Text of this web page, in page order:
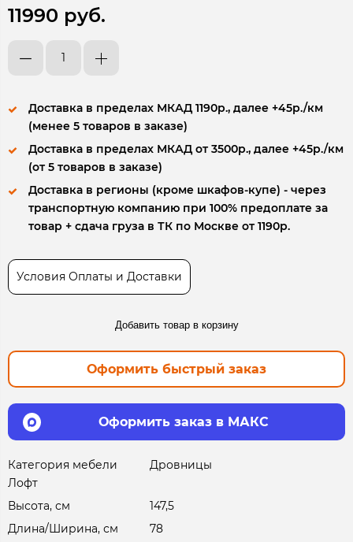
11990 руб.
Доставка в пределах МКАД 1190р., далее +45р./км
(менее 5 товаров в заказе)
Доставка в пределах МКАД от 3500р., далее +45р./км
(от 5 товаров в заказе)
Доставка в регионы (кроме шкафов-купе) - через
транспортную компанию при 100% предоплате за
товар + сдача груза в ТК по Москве от 1190р.
Условия Оплаты и Доставки
Добавить товар в корзину
Оформить быстрый заказ
Оформить заказ в МАКС
Категория мебели
Лофт
Дровницы
Высота, см
147,5
Длина/Ширина, см
78